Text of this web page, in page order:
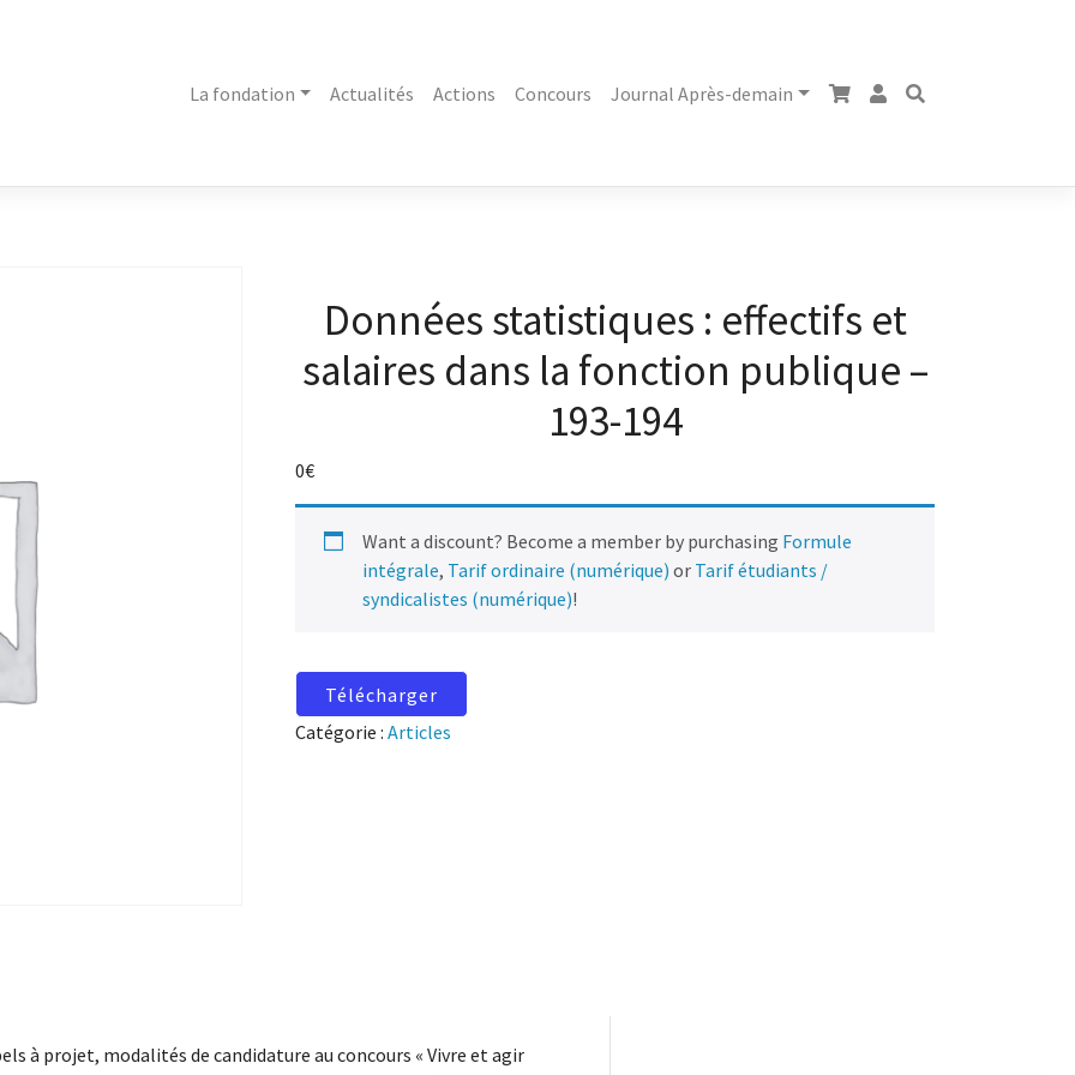
La fondation Actualités Actions Concours Journal Après-demain
Données statistiques : effectifs et
salaires dans la fonction publique –
193-194
0€
Want a discount? Become a member by purchasing Formule
intégrale, Tarif ordinaire (numérique) or Tarif étudiants /
syndicalistes (numérique)!
Télécharger
Catégorie :Articles
à projet, modalités de candidature au concours « Vivre et agir